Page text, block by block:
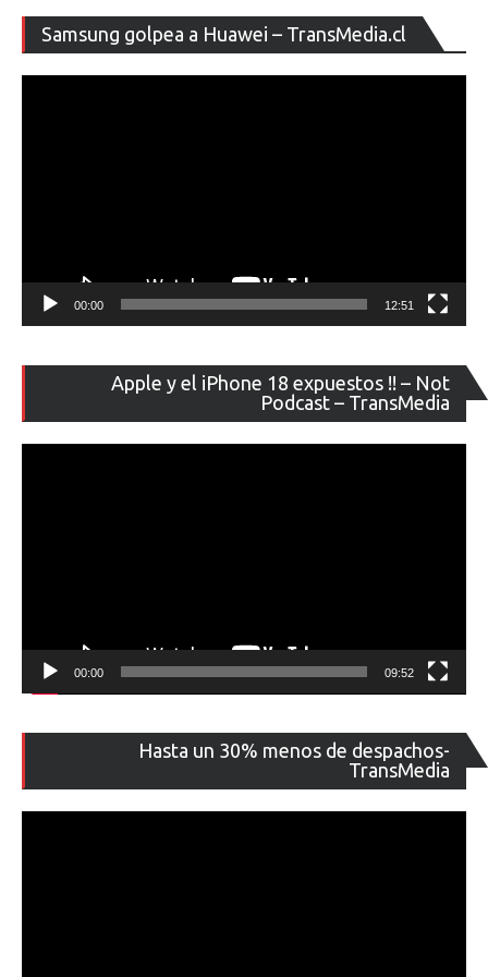
Samsung golpea a Huawei – TransMedia.cl
de
00:00 12:51
Apple y el iPhone 18 expuestos !! – Not
Podcast – TransMedia
de
00:00 09:52
Hasta un 30% menos de despachos-
TransMedia
de